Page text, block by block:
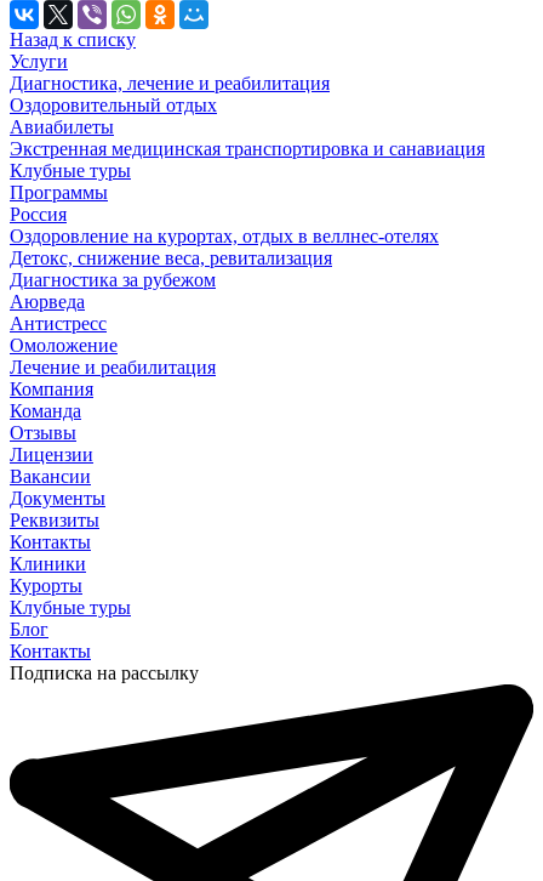
Назад к списку
Услуги
Диагностика, лечение и реабилитация
Оздоровительный отдых
Авиабилеты
Экстренная медицинская транспортировка и санавиация
Клубные туры
Программы
Россия
Оздоровление на курортах, отдых в веллнес-отелях
Детокс, снижение веса, ревитализация
Диагностика за рубежом
Аюрведа
Антистресс
Омоложение
Лечение и реабилитация
Компания
Команда
Отзывы
Лицензии
Вакансии
Документы
Реквизиты
Контакты
Клиники
Курорты
Клубные туры
Блог
Контакты
Подписка на рассылку